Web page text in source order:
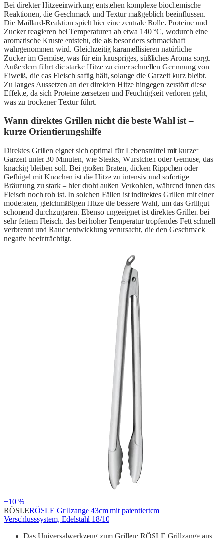
Bei direkter Hitzeeinwirkung entstehen komplexe biochemische
Reaktionen, die Geschmack und Textur maßgeblich beeinflussen.
Die Maillard-Reaktion spielt hier eine zentrale Rolle: Proteine und
Zucker reagieren bei Temperaturen ab etwa 140 °C, wodurch eine
aromatische Kruste entsteht, die als besonders schmackhaft
wahrgenommen wird. Gleichzeitig karamellisieren natürliche
Zucker im Gemüse, was für ein knuspriges, süßliches Aroma sorgt.
Außerdem führt die starke Hitze zu einer schnellen Gerinnung von
Eiweiß, die das Fleisch saftig hält, solange die Garzeit kurz bleibt.
Zu langes Aussetzen an der direkten Hitze hingegen zerstört diese
Effekte, da sich Proteine zersetzen und Feuchtigkeit verloren geht,
was zu trockener Textur führt.
Wann direktes Grillen nicht die beste Wahl ist –
kurze Orientierungshilfe
Direktes Grillen eignet sich optimal für Lebensmittel mit kurzer
Garzeit unter 30 Minuten, wie Steaks, Würstchen oder Gemüse, das
knackig bleiben soll. Bei großen Braten, dicken Rippchen oder
Geflügel mit Knochen ist die Hitze zu intensiv und sofortige
Bräunung zu stark – hier droht außen Verkohlen, während innen das
Fleisch noch roh ist. In solchen Fällen ist indirektes Grillen mit einer
moderaten, gleichmäßigen Hitze die bessere Wahl, um das Grillgut
schonend durchzugaren. Ebenso ungeeignet ist direktes Grillen bei
sehr fettem Fleisch, das bei hoher Temperatur tropfendes Fett schnell
verbrennt und Rauchentwicklung verursacht, die den Geschmack
negativ beeinträchtigt.
−10 %
RÖSLERÖSLE Grillzange 43cm mit patentiertem
Verschlusssystem, Edelstahl 18/10
Das Universalwerkzeug zum Grillen: RÖSLE Grillzange aus